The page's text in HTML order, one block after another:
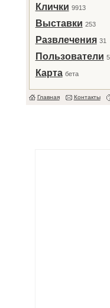
Клички 9913
Выставки 253
Развлечения 31
Пользователи
Карта бета
Главная Контакты